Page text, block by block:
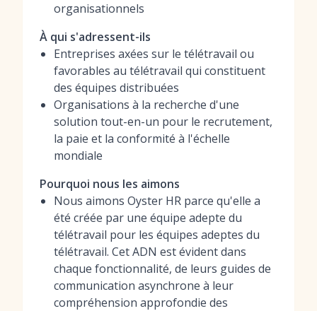
organisationnels
À qui s'adressent-ils
Entreprises axées sur le télétravail ou
favorables au télétravail qui constituent
des équipes distribuées
Organisations à la recherche d'une
solution tout-en-un pour le recrutement,
la paie et la conformité à l'échelle
mondiale
Pourquoi nous les aimons
Nous aimons Oyster HR parce qu'elle a
été créée par une équipe adepte du
télétravail pour les équipes adeptes du
télétravail. Cet ADN est évident dans
chaque fonctionnalité, de leurs guides de
communication asynchrone à leur
compréhension approfondie des